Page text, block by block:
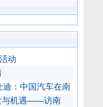
动
迪：中国汽车在南
与机遇——访南